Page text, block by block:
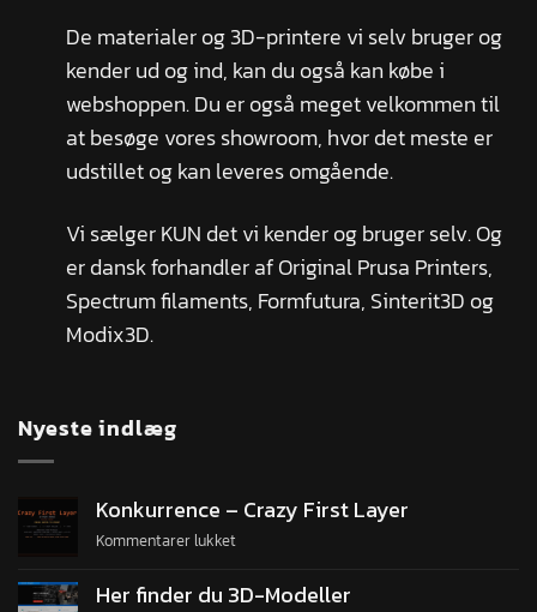
De materialer og 3D-printere vi selv bruger og
kender ud og ind, kan du også kan købe i
webshoppen. Du er også meget velkommen til
at besøge vores showroom, hvor det meste er
udstillet og kan leveres omgående.
Vi sælger KUN det vi kender og bruger selv. Og
er dansk forhandler af Original Prusa Printers,
Spectrum filaments, Formfutura, Sinterit3D og
Modix3D.
Nyeste indlæg
Konkurrence – Crazy First Layer
Kommentarer lukket
Her finder du 3D-Modeller